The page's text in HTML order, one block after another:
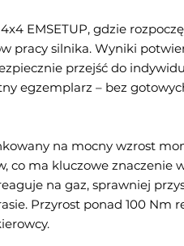
EMSETUP, gdzie
pracy silnika. Wyniki
przejść do
egzemplarz – bez
na mocny wzrost
co ma kluczowe znaczenie
na gaz, sprawniej
Przyrost ponad 100 Nm